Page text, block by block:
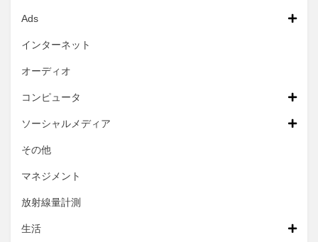
Ads
インターネット
オーディオ
コンピュータ
ソーシャルメディア
その他
マネジメント
放射線量計測
生活